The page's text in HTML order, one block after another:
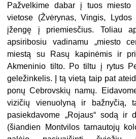
Pažvelkime dabar į tuos miesto
vietose (Žvėrynas, Vingis,
įžengę į priemiesčius. Toliau
apsiribosiu vadinamu „miesto
miestą su Rasų kapinėmis ir
Akmeninio tilto. Po tiltu į rytus
geležinkelis. Į tą vietą taip pat
ponų Cebrovskių namų.
vizičių vienuolyną ir bažnyčią,
pasiekdavome „Rojaus“ sodą ir
(šiandien Montvilos tarnautojų